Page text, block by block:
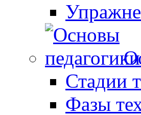
Стадии
Фазы